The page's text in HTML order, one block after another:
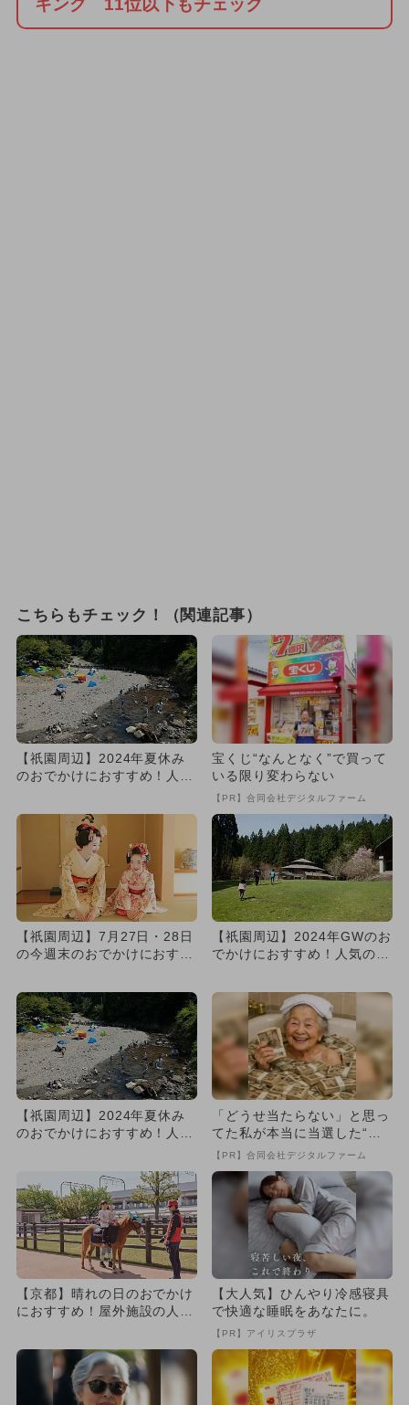
キング 11位以下もチェック
こちらもチェック！（関連記事）
【祇園周辺】2024年夏休み
のおでかけにおすすめ！人気
宝くじ“なんとなく”で買って
いる限り変わらない
【PR】合同会社デジタルファーム
【祇園周辺】7月27日・28日
の今週末のおでかけにおすす
【祇園周辺】2024年GWのお
でかけにおすすめ！人気のス
【祇園周辺】2024年夏休み
のおでかけにおすすめ！人気
「どうせ当たらない」と思っ
てた私が本当に当選した“買
い方”がこれ
【PR】合同会社デジタルファーム
【京都】晴れの日のおでかけ
におすすめ！屋外施設の人気
【大人気】ひんやり冷感寝具
で快適な睡眠をあなたに。
【PR】アイリスプラザ